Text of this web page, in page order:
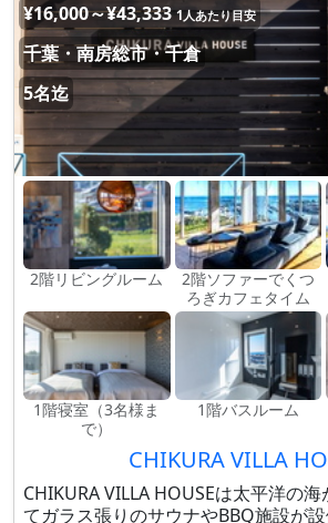
¥16,000～¥43,333 1人あたり目安
千葉・南房総市・千倉
5名迄
2階リビングルーム
2階ソファーでくつ
ろぎカフェタイム
1階寝室（3名様ま
で）
1階バスルーム
CHIKURA VILLA
CHIKURA VILLA HOUSEは太平洋の
てガラス張りのサウナやBBQ施設が